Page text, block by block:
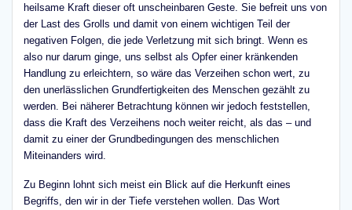
heilsame Kraft dieser oft unscheinbaren Geste. Sie befreit uns von
der Last des Grolls und damit von einem wichtigen Teil der
negativen Folgen, die jede Verletzung mit sich bringt. Wenn es
also nur darum ginge, uns selbst als Opfer einer kränkenden
Handlung zu erleichtern, so wäre das Verzeihen schon wert, zu
den unerlässlichen Grundfertigkeiten des Menschen gezählt zu
werden. Bei näherer Betrachtung können wir jedoch feststellen,
dass die Kraft des Verzeihens noch weiter reicht, als das – und
damit zu einer der Grundbedingungen des menschlichen
Miteinanders wird.
Zu Beginn lohnt sich meist ein Blick auf die Herkunft eines
Begriffs, den wir in der Tiefe verstehen wollen. Das Wort